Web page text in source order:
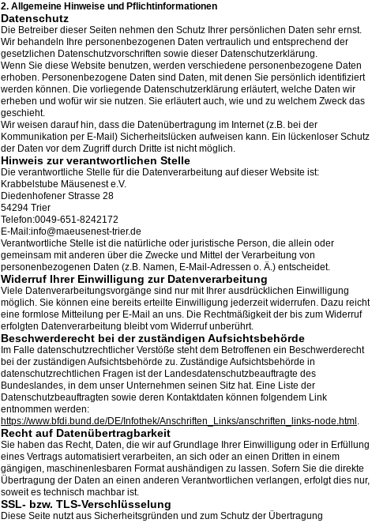
2. Allgemeine Hinweise und Pflichtinformationen
Datenschutz
Die Betreiber dieser Seiten nehmen den Schutz Ihrer persönlichen Daten sehr ernst.
Wir behandeln Ihre personenbezogenen Daten vertraulich und entsprechend der
gesetzlichen Datenschutzvorschriften sowie dieser Datenschutzerklärung.
Wenn Sie diese Website benutzen, werden verschiedene personenbezogene Daten
erhoben. Personenbezogene Daten sind Daten, mit denen Sie persönlich identifiziert
werden können. Die vorliegende Datenschutzerklärung erläutert, welche Daten wir
erheben und wofür wir sie nutzen. Sie erläutert auch, wie und zu welchem Zweck das
geschieht.
Wir weisen darauf hin, dass die Datenübertragung im Internet (z.B. bei der
Kommunikation per E-Mail) Sicherheitslücken aufweisen kann. Ein lückenloser Schutz
der Daten vor dem Zugriff durch Dritte ist nicht möglich.
Hinweis zur verantwortlichen Stelle
Die verantwortliche Stelle für die Datenverarbeitung auf dieser Website ist:
Krabbelstube Mäusenest e.V.
Diedenhofener Strasse 28
54294 Trier
Telefon:0049-651-8242172
E-Mail:info@maeusenest-trier.de
Verantwortliche Stelle ist die natürliche oder juristische Person, die allein oder
gemeinsam mit anderen über die Zwecke und Mittel der Verarbeitung von
personenbezogenen Daten (z.B. Namen, E-Mail-Adressen o. Ä.) entscheidet.
Widerruf Ihrer Einwilligung zur Datenverarbeitung
Viele Datenverarbeitungsvorgänge sind nur mit Ihrer ausdrücklichen Einwilligung
möglich. Sie können eine bereits erteilte Einwilligung jederzeit widerrufen. Dazu reicht
eine formlose Mitteilung per E-Mail an uns. Die Rechtmäßigkeit der bis zum Widerruf
erfolgten Datenverarbeitung bleibt vom Widerruf unberührt.
Beschwerderecht bei der zuständigen Aufsichtsbehörde
Im Falle datenschutzrechtlicher Verstöße steht dem Betroffenen ein Beschwerderecht
bei der zuständigen Aufsichtsbehörde zu. Zuständige Aufsichtsbehörde in
datenschutzrechtlichen Fragen ist der Landesdatenschutzbeauftragte des
Bundeslandes, in dem unser Unternehmen seinen Sitz hat. Eine Liste der
Datenschutzbeauftragten sowie deren Kontaktdaten können folgendem Link
entnommen werden:
https://www.bfdi.bund.de/DE/Infothek/Anschriften_Links/anschriften_links-node.html .
Recht auf Datenübertragbarkeit
Sie haben das Recht, Daten, die wir auf Grundlage Ihrer Einwilligung oder in Erfüllung
eines Vertrags automatisiert verarbeiten, an sich oder an einen Dritten in einem
gängigen, maschinenlesbaren Format aushändigen zu lassen. Sofern Sie die direkte
Übertragung der Daten an einen anderen Verantwortlichen verlangen, erfolgt dies nur,
soweit es technisch machbar ist.
SSL- bzw. TLS-Verschlüsselung
Diese Seite nutzt aus Sicherheitsgründen und zum Schutz der Übertragung